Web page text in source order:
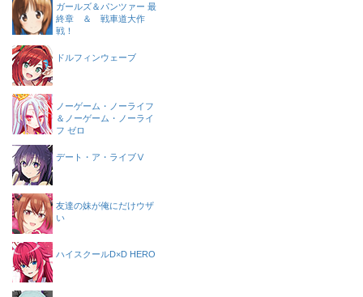
ガールズ＆パンツァー 最
終章 ＆ 戦車道大作
戦！
ドルフィンウェーブ
ノーゲーム・ノーライフ
＆ノーゲーム・ノーライ
フ ゼロ
デート・ア・ライブⅤ
友達の妹が俺にだけウザ
い
ハイスクールD×D HERO